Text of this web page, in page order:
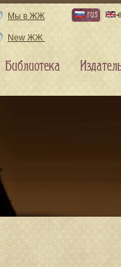
Мы в ЖЖ
New ЖЖ
rus
Библиотека